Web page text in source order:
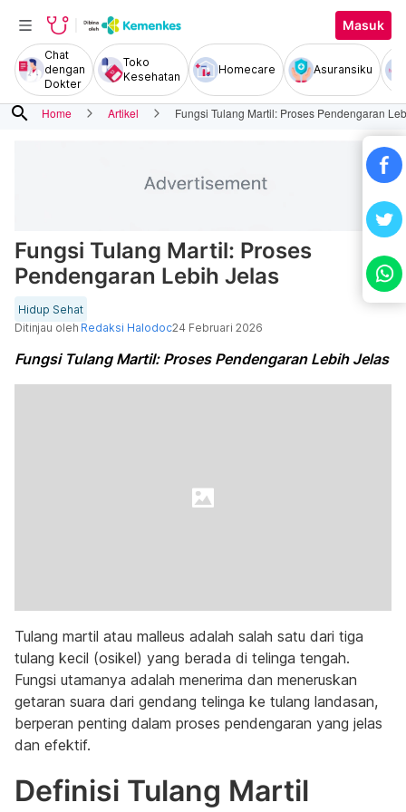
Masuk
Chat
dengan
Dokter
Toko
Kesehatan
Homecare Asuransiku
search Home Artikel Fungsi Tulang Martil: Proses Pendengaran
Fungsi Tulang Martil: Proses
Pendengaran Lebih Jelas
Hidup Sehat
Ditinjau oleh Redaksi Halodoc24 Februari 2026
Fungsi Tulang Martil: Proses Pendengaran Lebih Jelas
Tulang martil atau malleus adalah salah satu dari tiga
tulang kecil (osikel) yang berada di telinga tengah.
Fungsi utamanya adalah menerima dan meneruskan
getaran suara dari gendang telinga ke tulang landasan,
berperan penting dalam proses pendengaran yang jelas
dan efektif.
Definisi Tulang Martil